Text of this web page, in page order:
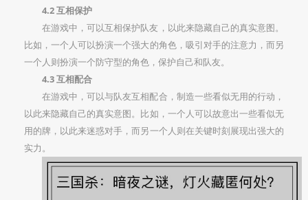
4.2 互相保护
在游戏中，可以互相保护队友，以此来隐藏自己的真实意图。
比如，一个人可以扮演一个强大的角色，吸引对手的注意力，而另
一个人则扮演一个防守型的角色，保护自己和队友。
4.3 互相配合
在游戏中，可以与队友互相配合，制造一些看似无用的行动，
以此来隐藏自己的真实意图。比如，一个人可以故意出一些看似无
用的牌，以此来迷惑对手，而另一个人则在关键时刻展现出强大的
实力。